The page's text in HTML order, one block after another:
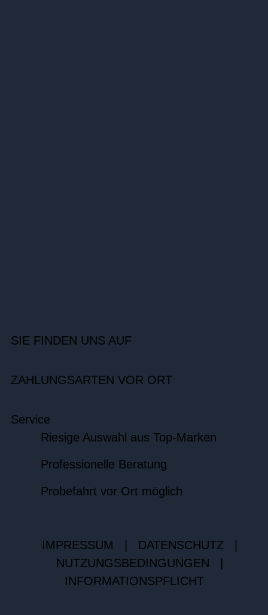
SIE FINDEN UNS AUF
ZAHLUNGSARTEN VOR ORT
Service
Riesige Auswahl aus Top-Marken
Professionelle Beratung
Probefahrt vor Ort möglich
IMPRESSUM DATENSCHUTZ
NUTZUNGSBEDINGUNGEN
INFORMATIONSPFLICHT